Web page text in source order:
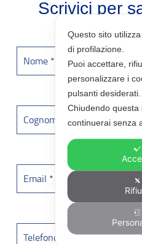
Scrivici per
Questo sito
di profilazione.
Puoi accettare,
personalizzare i
pulsanti desiderati.
Chiudendo questa
continuerai senza